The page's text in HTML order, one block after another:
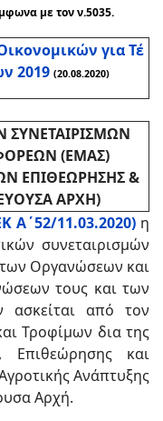
με τον ν.5035.
για Τέ
2019 (20.08.2020)
(ΕΜΑΣ)
ΕΠΙΘΕΩΡΗΣΗΣ &
ΑΡΧΗ)
Α΄52/11.03.2020)η
συνεταιρισμών
Οργανώσεων και
τους και των
ασκείται από τον
Τροφίμων δια της
Επιθεώρησης και
Ανάπτυξης
Αρχή.